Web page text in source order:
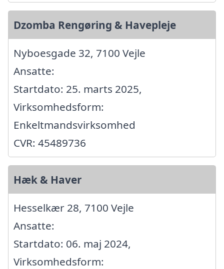
Dzomba Rengøring & Havepleje
Nyboesgade 32, 7100 Vejle
Ansatte:
Startdato: 25. marts 2025,
Virksomhedsform:
Enkeltmandsvirksomhed
CVR: 45489736
Hæk & Haver
Hesselkær 28, 7100 Vejle
Ansatte:
Startdato: 06. maj 2024,
Virksomhedsform: